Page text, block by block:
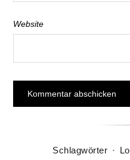
Website
Schlagwörter ·